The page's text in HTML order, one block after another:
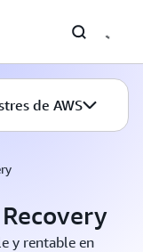
de AWS
y rentable en